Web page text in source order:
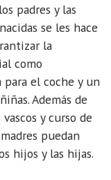
padres y las
se les hace
la
como
para el coche y un
Además de
y curso de
puedan
hijos y las hijas.